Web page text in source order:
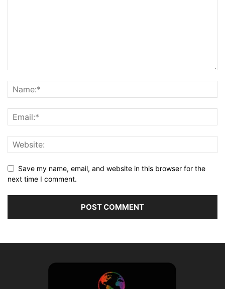
Save my name, email, and website in this browser for the
next time I comment.